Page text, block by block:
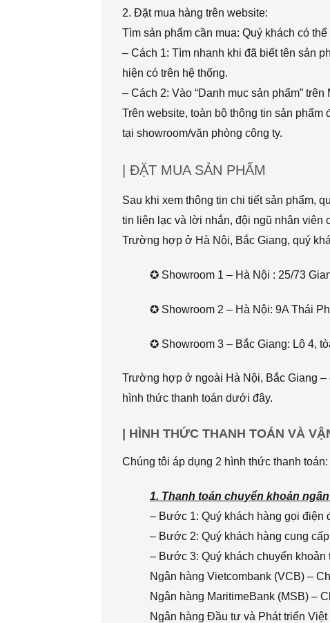
2. Đặt mua hàng trên website:
Tìm sản phẩm cần mua: Quý khách có
– Cách 1: Tìm nhanh khi đã biết tên sản
hiện có trên hệ thống.
– Cách 2: Vào “Danh mục sản phẩm”
Trên website, toàn bộ thông tin sản
tại showroom/văn phòng công ty.
| ĐẶT MUA SẢN PHẨM
Sau khi xem thông tin chi tiết sản phẩm,
tin liên lạc và lời nhắn, đội ngũ nhân viên
Trường hợp ở Hà Nội, Bắc Giang, quý
✪ Showroom 1 – Hà Nội : 25/73
✪ Showroom 2 – Hà Nội: 9A Thái
✪ Showroom 3 – Bắc Giang: Lô 4,
Trường hợp ở ngoài Hà Nội, Bắc Giang –
hình thức thanh toán dưới đây.
| HÌNH THỨC THANH TOÁN VÀ
Chúng tôi áp dụng 2 hình thức thanh toán:
1. Thanh toán chuyển khoản
– Bước 1: Quý khách hàng gọi điện
– Bước 2: Quý khách hàng cung
– Bước 3: Quý khách chuyển
Ngân hàng Vietcombank (VCB) –
Ngân hàng MaritimeBank (MSB) –
Ngân hàng Đầu tư và Phát triển